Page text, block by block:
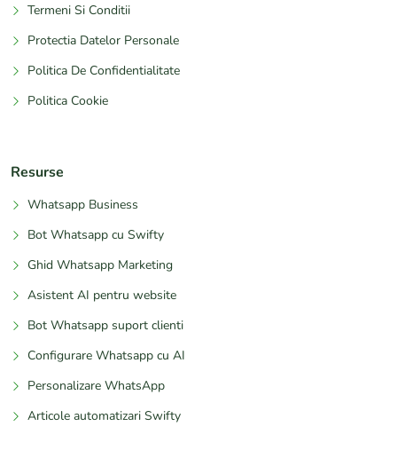
Termeni Si Conditii
Protectia Datelor Personale
Politica De Confidentialitate
Politica Cookie
Resurse
Whatsapp Business
Bot Whatsapp cu Swifty
Ghid Whatsapp Marketing
Asistent AI pentru website
Bot Whatsapp suport clienti
Configurare Whatsapp cu AI
Personalizare WhatsApp
Articole automatizari Swifty